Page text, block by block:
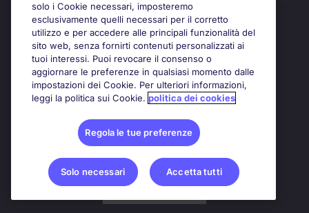
Awards
solo i Cookie necessari, imposteremo
esclusivamente quelli necessari per il corretto
utilizzo e per accedere alle principali funzionalità del
sito web, senza fornirti contenuti personalizzati ai
tuoi interessi. Puoi revocare il consenso o
aggiornare le preferenze in qualsiasi momento dalle
impostazioni dei Cookie. Per ulteriori informazioni,
leggi la politica sui Cookie. politica dei cookies
Regola le tue preferenze
Solo necessari Accetta tutti